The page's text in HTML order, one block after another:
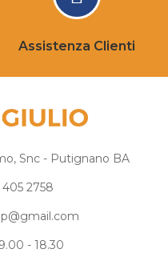
Assistenza Clienti
Snc - Putignano BA
2758
- 18.30